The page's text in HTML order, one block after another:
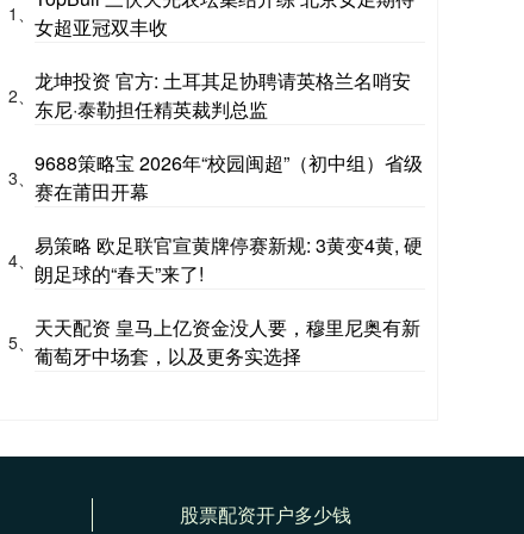
1、 女超亚冠双丰收
2、
龙坤投资 官方: 土耳其足协聘请英格兰名哨安
东尼·泰勒担任精英裁判总监
3、
9688策略宝 2026年“校园闽超”（初中组）省级
赛在莆田开幕
4、
易策略 欧足联官宣黄牌停赛新规: 3黄变4黄, 硬
朗足球的“春天”来了!
5、
天天配资 皇马上亿资金没人要，穆里尼奥有新
葡萄牙中场套，以及更务实选择
股票配资开户多少钱